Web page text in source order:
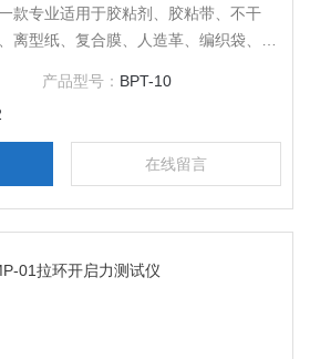
款专业适用于胶粘剂、胶粘带、不干
离型纸、复合膜、人造革、编织袋、薄
产品型号： BPT-10
在线留言